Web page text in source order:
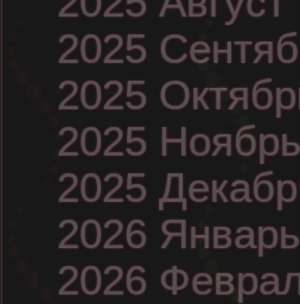
2025
2025
2025 Ноябрь
2025
2026 Январь
2026